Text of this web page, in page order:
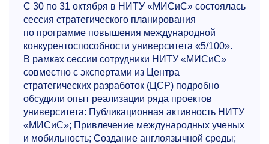
С 30 по 31 октября в НИТУ «МИСиС» состоялась
сессия стратегического планирования
по программе повышения международной
конкурентоспособности университета «5/100».
В рамках сессии сотрудники НИТУ «МИСиС»
совместно с экспертами из Центра
стратегических разработок (ЦСР) подробно
обсудили опыт реализации ряда проектов
университета: Публикационная активность НИТУ
«МИСиС»; Привлечение международных ученых
и мобильность; Создание англоязычной среды;